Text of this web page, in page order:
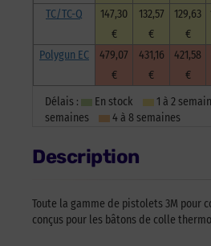
TC/TC-Q
147,30
€
132,57
€
129,63
€
Polygun EC
479,07
€
431,16
€
421,58
€
Délais : En stock 1 à 2
semaines
4 à 8 semaines
Description
Toute la gamme de pistolets 3M pour
conçus pour les bâtons de colle